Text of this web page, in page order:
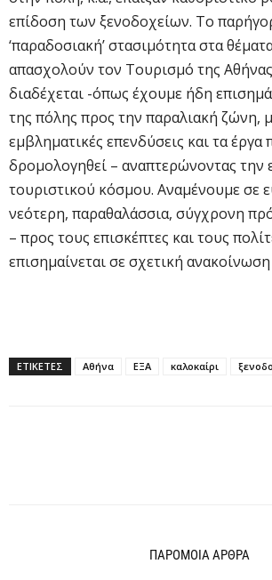
επίδοση των ξενοδοχείων. Το
‘παραδοσιακή’ στασιμότητα στα
απασχολούν τον Τουρισμό της Αθήνας
διαδέχεται -όπως έχουμε ήδη
της πόλης προς την παραλιακή ζώνη,
εμβληματικές επενδύσεις και τα
δρομολογηθεί – αναπτερώνοντας την
τουριστικού κόσμου. Αναμένουμε σε
νεότερη, παραθαλάσσια, σύγχρονη
– προς τους επισκέπτες και τους
επισημαίνεται σε σχετική
ΕΤΙΚΕΤΕΣ Αθήνα ΕΞΑ καλοκαίρι
ΠΑΡΟΜΟΙΑ ΑΡΘΡΑ